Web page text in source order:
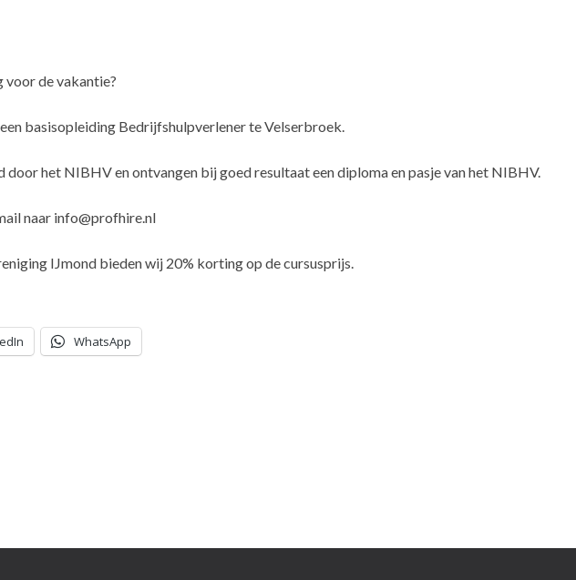
voor de vakantie?
basisopleiding Bedrijfshulpverlener te Velserbroek.
het NIBHV en ontvangen bij goed resultaat een diploma en pasje van het NIBHV.
naar info@profhire.nl
IJmond bieden wij 20% korting op de cursusprijs.
WhatsApp